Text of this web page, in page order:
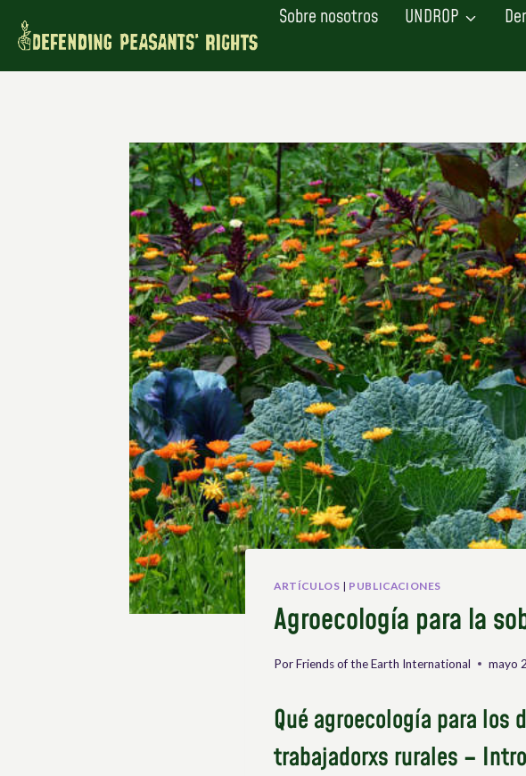
Sobre nosotros UNDROP
ARTÍCULOS | PUBLICACIONES
Agroecología para la
PorFriends of the Earth International mayo
Qué agroecología para los
trabajadorxs rurales –